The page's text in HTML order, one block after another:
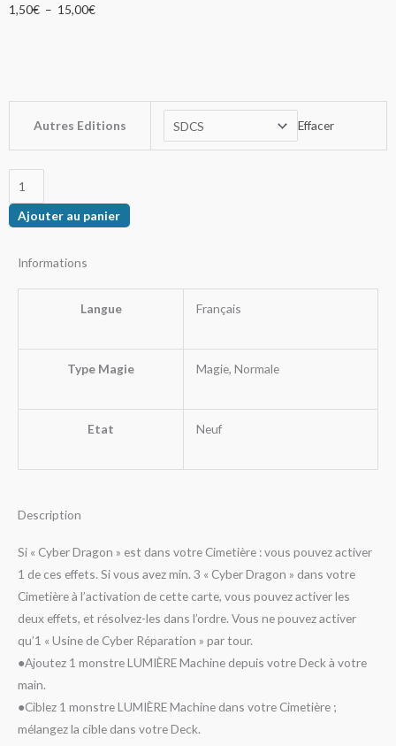
1,50€ – 15,00€Plage
15,00€
Autres Editions Effacer
Usine
Cyber
Réparation
Ajouter au panier
Informations
Langue Français
Type Magie Magie, Normale
Etat Neuf
Description
Si « Cyber Dragon » est dans votre Cimetière : vous pouvez activer
1 de ces effets. Si vous avez min. 3 « Cyber Dragon » dans votre
Cimetière à l’activation de cette carte, vous pouvez activer les
deux effets, et résolvez-les dans l’ordre. Vous ne pouvez activer
qu’1 « Usine de Cyber Réparation » par tour.
●Ajoutez 1 monstre LUMIÈRE Machine depuis votre Deck à votre
main.
●Ciblez 1 monstre LUMIÈRE Machine dans votre Cimetière ;
mélangez la cible dans votre Deck.